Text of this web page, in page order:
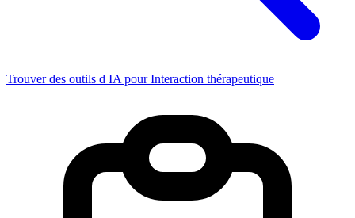
Trouver des outils d IA pour Interaction thérapeutique